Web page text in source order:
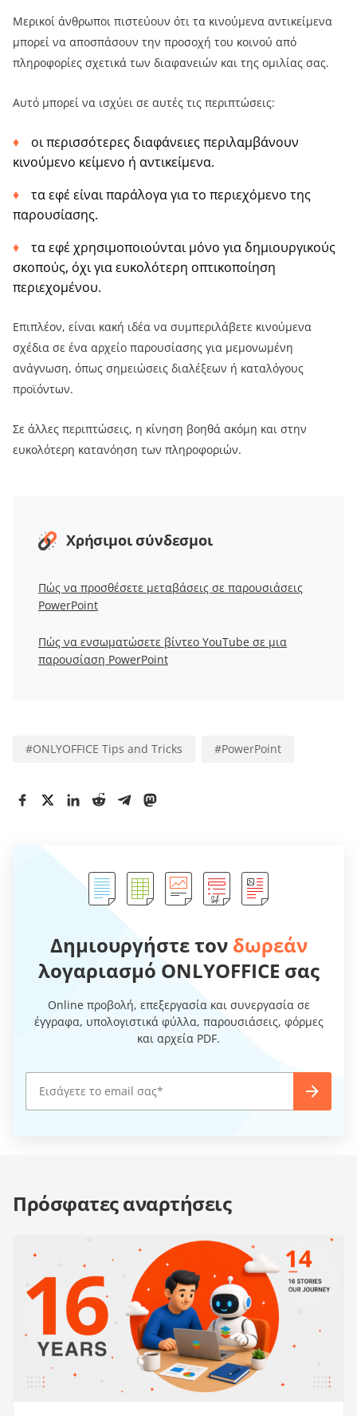
Μερικοί άνθρωποι πιστεύουν ότι τα κινούμενα αντικείμενα
μπορεί να αποσπάσουν την προσοχή του κοινού από
πληροφορίες σχετικά των διαφανειών και της ομιλίας σας.
Αυτό μπορεί να ισχύει σε αυτές τις περιπτώσεις:
οι περισσότερες διαφάνειες περιλαμβάνουν
κινούμενο κείμενο ή αντικείμενα.
τα εφέ είναι παράλογα για το περιεχόμενο της
παρουσίασης.
τα εφέ χρησιμοποιούνται μόνο για δημιουργικούς
σκοπούς, όχι για ευκολότερη οπτικοποίηση
περιεχομένου.
Επιπλέον, είναι κακή ιδέα να συμπεριλάβετε κινούμενα
σχέδια σε ένα αρχείο παρουσίασης για μεμονωμένη
ανάγνωση, όπως σημειώσεις διαλέξεων ή καταλόγους
προϊόντων.
Σε άλλες περιπτώσεις, η κίνηση βοηθά ακόμη και στην
ευκολότερη κατανόηση των πληροφοριών.
Χρήσιμοι σύνδεσμοι
Πώς να προσθέσετε μεταβάσεις σε παρουσιάσεις
PowerPoint
Πώς να ενσωματώσετε βίντεο YouTube σε μια
παρουσίαση PowerPoint
#ONLYOFFICE Tips and Tricks #PowerPoint
Δημιουργήστε τον δωρεάν
λογαριασμό ONLYOFFICE σας
Online προβολή, επεξεργασία και συνεργασία σε
έγγραφα, υπολογιστικά φύλλα, παρουσιάσεις, φόρμες
και αρχεία PDF.
Πρόσφατες αναρτήσεις